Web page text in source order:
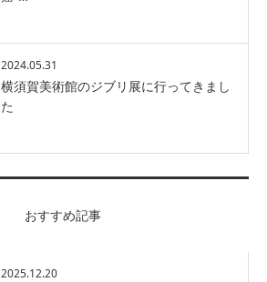
2024.05.31
横須賀美術館のジブリ展に行ってきまし
た
おすすめ記事
2025.12.20